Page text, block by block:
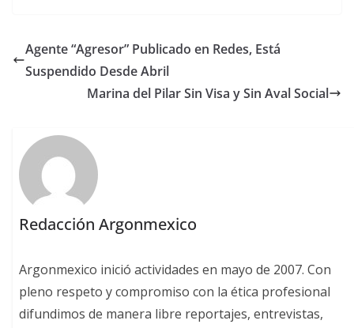
Agente “Agresor” Publicado en Redes, Está
Suspendido Desde Abril
Marina del Pilar Sin Visa y Sin Aval Social
Redacción Argonmexico
Argonmexico inició actividades en mayo de 2007. Con
pleno respeto y compromiso con la ética profesional
difundimos de manera libre reportajes, entrevistas,